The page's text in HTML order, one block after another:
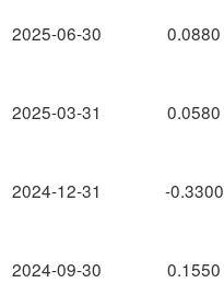
2025-06-30
2025-03-31
2024-12-31
2024-09-30
0.0880
0.0580
-0.3300
0.1550